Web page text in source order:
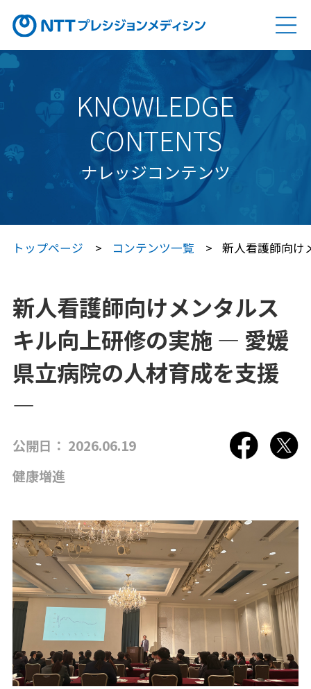
ソリューション SOLUTION
Genovision（ゲノビジョン）
Genovision Dock®（ゲノビジョン ドック）
Genovision PGx
（ゲノビジョン ピージーエックス）
特定保健指導サービス
Japan プレシジョン・メディシン
Japan プレシジョン・メディシン
プラットフォーム®（JPP）
NTTコホート（就業世代の遺伝子・健診・
レセプトの活用）
健康経営®サービス
健康経営®コンサルティング
メンタルスキル向上研修
動けるからだづくり研修
糖質コントロール研修
電子カルテ（モバカル）
各業界のお客さまへ FOR CUSTOMERS
KNOWLEDGE
CONTENTS
ナレッジコンテンツ
トップページ コンテンツ一覧 新人看護師向
新人看護師向けメンタルス
キル向上研修の実施 ― 愛媛
県立病院の人材育成を支援
―
公開日： 2026.06.19
健康増進